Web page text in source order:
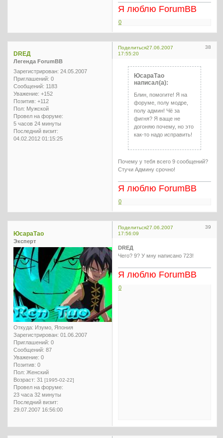
Я люблю ForumBB
0
Поделиться 38
27.06.2007
17:55:20
DREД
Легенда ForumBB
Зарегистрирован: 24.05.2007
Приглашений: 0
Сообщений: 1183
Уважение: +152
Позитив: +112
Пол: Мужской
Провел на форуме:
5 часов 24 минуты
Последний визит:
04.02.2012 01:15:25
ЮсараТао
написал(а):
Блин, помогите! Я на
форуме, полу модре,
полу админ! Чё за
фигня? Я ваще не
догоняю почему, но это
как-то надо исправить!
Почему у тебя всего 9 сообщений?
Стучи Админу срочно!
Я люблю ForumBB
0
Поделиться 39
27.06.2007
17:56:09
ЮсараТао
Эксперт
Откуда: Изумо, Япония
Зарегистрирован: 01.06.2007
Приглашений: 0
Сообщений: 87
Уважение: 0
Позитив: 0
Пол: Женский
Возраст: 31 [1995-02-22]
Провел на форуме:
23 часа 32 минуты
Последний визит:
29.07.2007 16:56:00
DREД
Чего? 9? У мну написано 723!
Я люблю ForumBB
0